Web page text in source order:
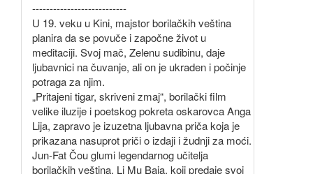
---------------------------
U 19. veku u Kini, majstor borilačkih veština
planira da se povuče i započne život u
meditaciji. Svoj mač, Zelenu sudibinu, daje
ljubavnici na čuvanje, ali on je ukraden i počinje
potraga za njim.
„Pritajeni tigar, skriveni zmaj“, borilački film
velike iluzije i poetskog pokreta oskarovca Anga
Lija, zapravo je izuzetna ljubavna priča koja je
prikazana nasuprot priči o izdaji i žudnji za moći.
Jun-Fat Čou glumi legendarnog učitelja
borilačkih veština, Li Mu Baja, koji predaje svoj